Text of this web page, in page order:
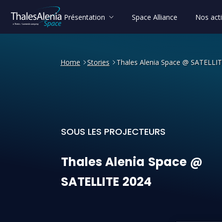
Présentation Space Alliance Nos
Home Stories Thales Alenia Space @
SOUS LES PROJECTEURS
Thales Alenia Space @
ThalesAlenia Space @
SATELLITE 2024